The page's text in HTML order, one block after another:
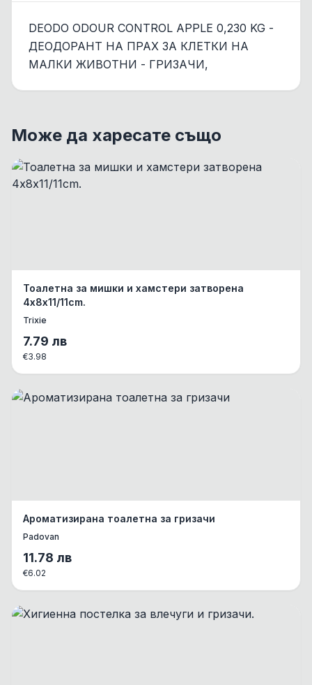
DEODO ODOUR CONTROL APPLE 0,230 KG -
ДЕОДОРАНТ НА ПРАХ ЗА КЛЕТКИ НА
МАЛКИ ЖИВОТНИ - ГРИЗАЧИ,
Може да харесате също
Тоалетна за мишки и хамстери затворена
4х8х11/11cm.
Trixie
7.79 лв
€3.98
Ароматизирана тоалетна за гризачи
Padovan
11.78 лв
€6.02